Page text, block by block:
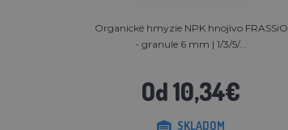
Organické hmyzie NPK hnojivo FRASSiO
- granule 6 mm | 1/3/5/...
Od 10,34€
SKLADOM